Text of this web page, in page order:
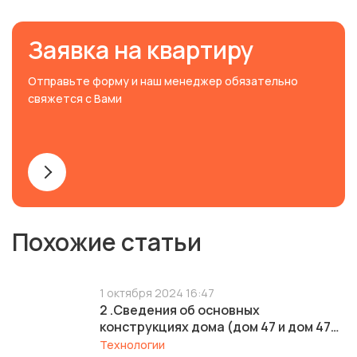
Заявка на квартиру
Отправьте форму и наш менеджер обязательно
свяжется с Вами
Похожие статьи
1 октября 2024 16:47
2 .Сведения об основных
конструкциях дома (дом 47 и дом 47
корпус 2)
Технологии